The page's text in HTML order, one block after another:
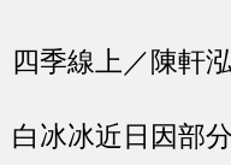
四季線上／陳軒
白冰冰近日因部